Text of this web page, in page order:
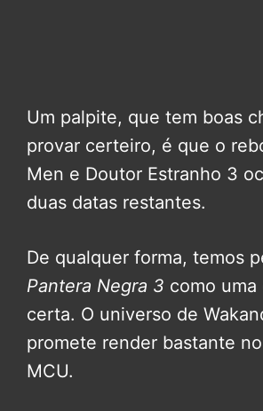
Um palpite, que tem boas
provar certeiro, é que o
Men e Doutor Estranho 3
duas datas restantes.
De qualquer forma, temos
Pantera Negra 3 como uma
certa. O universo de
promete render bastante
MCU.